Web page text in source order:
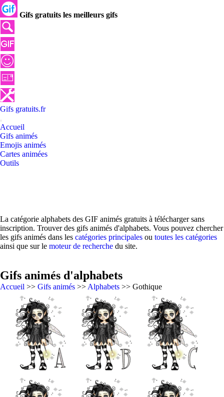
Gifs gratuits les meilleurs gifs
Gifs gratuits.fr
Accueil
Gifs animés
Emojis animés
Cartes animées
Outils
La catégorie alphabets des GIF animés gratuits à télécharger sans
inscription. Trouver des gifs animés d'alphabets. Vous pouvez chercher
les gifs animés dans les catégories principales ou toutes les catégories
ainsi que sur le moteur de recherche du site.
Gifs animés d'alphabets
Accueil >> Gifs animés >> Alphabets >> Gothique